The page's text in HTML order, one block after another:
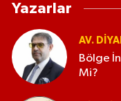
Yazarlar
AV.
Bölge
Mi?